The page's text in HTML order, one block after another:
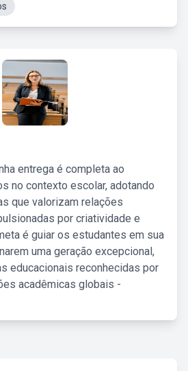
entrega é completa ao
no contexto escolar, adotando
que valorizam relações
por criatividade e
é guiar os estudantes em sua
uma geração excepcional,
educacionais reconhecidas por
acadêmicas globais -